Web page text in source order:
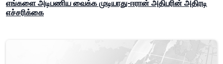
எங்களை அடிபணிய வைக்க முடியாது-ஈரான் அதிபரின் அதிரடி
எச்சரிக்கை